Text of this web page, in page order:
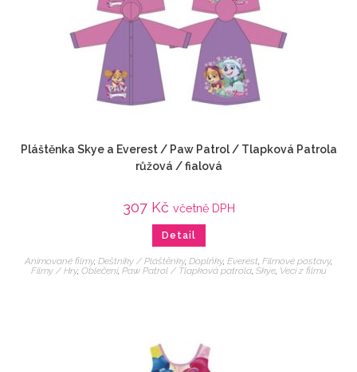
Pláštěnka Skye a Everest / Paw Patrol / Tlapková Patrola
růžová / fialová
307 Kč včetně DPH
Detail
Animované filmy, Deštníky / Pláštěnky, Doplňky, Everest, Filmové postavy,
Filmy / Hry, Oblečení, Paw Patrol / Tlapková patrola, Skye, Veci z filmu